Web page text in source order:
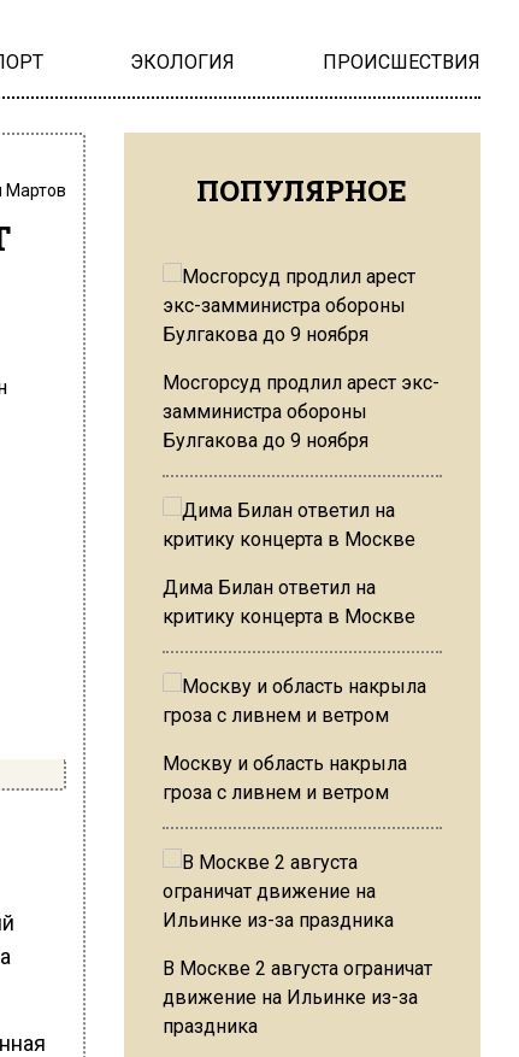
ЭКОЛОГИЯ ПРОИСШЕСТВИЯ
Мартов ПОПУЛЯРНОЕ
Мосгорсуд продлил арест экс-
замминистра обороны
Булгакова до 9 ноября
Дима Билан ответил на
критику концерта в Москве
Москву и область накрыла
гроза с ливнем и ветром
В Москве 2 августа ограничат
движение на Ильинке из-за
праздника